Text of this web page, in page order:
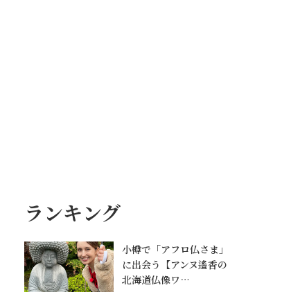
ランキング
小樽で「アフロ仏さま」
に出会う【アンヌ遙香の
北海道仏像ワ…